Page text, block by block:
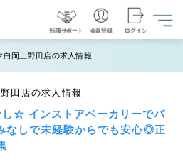
転職サポート 会員登録 ログイン
白岡上野田店の求人情報
田店の求人情報
☆ インストアベーカリーでパ
なしで未経験からでも安心◎正